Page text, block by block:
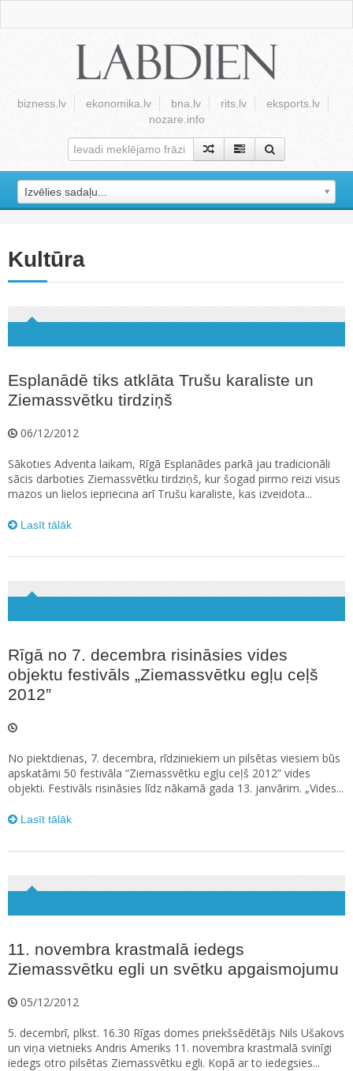
bizness.lv ekonomika.lv bna.lv rits.lv
eksports.lv
nozare.info
Izvēlies sadaļu...
Kultūra
Esplanādē tiks atklāta Trušu karaliste un
Ziemassvētku tirdziņš
06/12/2012
Sākoties Adventa laikam, Rīgā Esplanādes parkā jau tradicionāli
sācis darboties Ziemassvētku tirdziņš, kur šogad pirmo reizi visus
mazos un lielos iepriecina arī Trušu karaliste, kas izveidota...
Lasīt tālāk
Rīgā no 7. decembra risināsies vides
objektu festivāls „Ziemassvētku egļu ceļš
2012”
No piektdienas, 7. decembra, rīdziniekiem un pilsētas viesiem būs
apskatāmi 50 festivāla “Ziemassvētku egļu ceļš 2012” vides
objekti. Festivāls risināsies līdz nākamā gada 13. janvārim. „Vides...
Lasīt tālāk
11. novembra krastmalā iedegs
Ziemassvētku egli un svētku apgaismojumu
05/12/2012
5. decembrī, plkst. 16.30 Rīgas domes priekšsēdētājs Nils Ušakovs
un viņa vietnieks Andris Ameriks 11. novembra krastmalā svinīgi
iedegs otro pilsētas Ziemassvētku egli. Kopā ar to iedegsies...